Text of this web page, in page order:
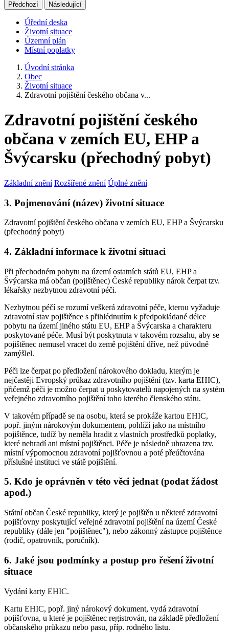
Předchozí Následující
Úřední deska
Životní situace
Územní plán
Místní poplatky
Úvodní stránka
Obec
Životní situace
Zdravotní pojištění českého občana v...
Zdravotní pojištění českého
občana v zemích EU, EHP a
Švýcarsku (přechodný pobyt)
Základní znění Rozšířené znění Úplné znění
3. Pojmenování (název) životní situace
Zdravotní pojištění českého občana v zemích EU, EHP a Švýcarsku
(přechodný pobyt)
4. Základní informace k životní situaci
Při přechodném pobytu na území ostatních států EU, EHP a
Švýcarska má občan (pojištěnec) České republiky nárok čerpat tzv.
lékařsky nezbytnou zdravotní péči.
Nezbytnou péčí se rozumí veškerá zdravotní péče, kterou vyžaduje
zdravotní stav pojištěnce s přihlédnutím k předpokládané délce
pobytu na území jiného státu EU, EHP a Švýcarska a charakteru
poskytované péče. Musí být poskytnuta v takovém rozsahu, aby se
pojištěnec nemusel vracet do země pojištění dříve, než původně
zamýšlel.
Péči lze čerpat po předložení nárokového dokladu, kterým je
nejčastěji Evropský průkaz zdravotního pojištění (tzv. karta EHIC),
přičemž péči je možno čerpat u poskytovatelů napojených na systém
veřejného zdravotního pojištění toho kterého členského státu.
V takovém případě se na osobu, která se prokáže kartou EHIC,
popř. jiným nárokovým dokumentem, pohlíží jako na místního
pojištěnce, tudíž by neměla hradit z vlastních prostředků poplatky,
které nehradí ani místní pojištěnci. Péče je následně uhrazena tzv.
místní výpomocnou zdravotní pojišťovnou a poté přeúčtována
příslušné instituci ve státě pojištění.
5. Kdo je oprávněn v této věci jednat (podat žádost
apod.)
Státní občan České republiky, který je pojištěn u některé zdravotní
pojišťovny poskytující veřejné zdravotní pojištění na území České
republiky (dále jen "pojištěnec"), nebo zákonný zástupce pojištěnce
(rodič, opatrovník, poručník).
6. Jaké jsou podmínky a postup pro řešení životní
situace
Vydání karty EHIC.
Kartu EHIC, popř. jiný nárokový dokument, vydá zdravotní
pojišťovna, u které je pojištěnec registrován, na základě předložení
občanského průkazu nebo pasu, příp. rodného listu.